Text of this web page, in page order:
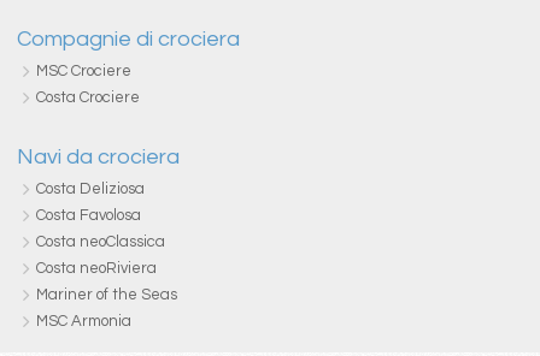
Compagnie di crociera
MSC Crociere
Costa Crociere
Navi da crociera
Costa Deliziosa
Costa Favolosa
Costa neoClassica
Costa neoRiviera
Mariner of the Seas
MSC Armonia